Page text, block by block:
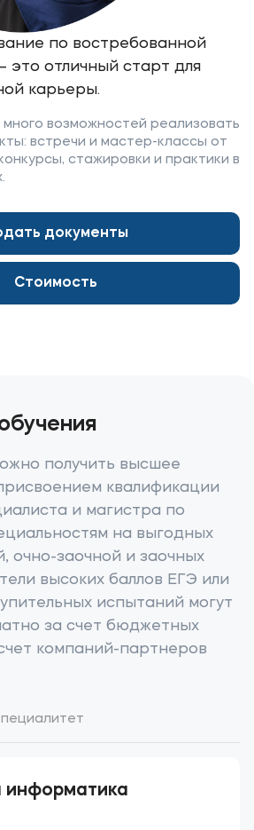
образования
образование
в МФЮА
организации
по востребованной
это отличный старт для
карьеры.
возможностей реализовать
встречи и мастер-классы от
стажировки и практики в
документы
Стоимость
получить высшее
квалификации
и магистра по
на выгодных
очно-заочной и заочных
высоких баллов ЕГЭ или
испытаний могут
за счет бюджетных
компаний-партнеров
информатика